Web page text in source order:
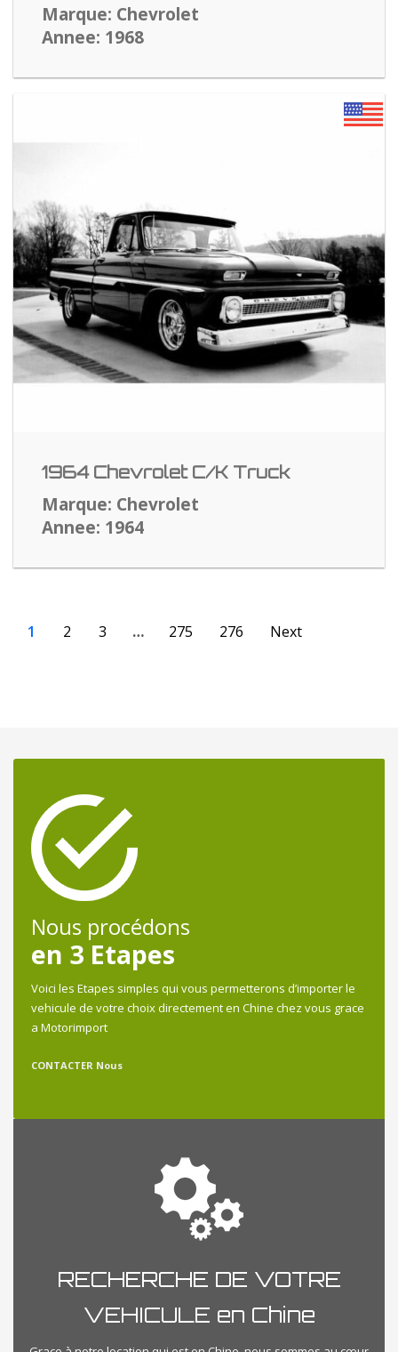
Marque: Chevrolet
Annee: 1968
1964 Chevrolet C/K Truck
Marque: Chevrolet
Annee: 1964
1 2 3 … 275 276 Next
Nous procédons
en 3 Etapes
Voici les Etapes simples qui vous permetterons d’importer le
vehicule de votre choix directement en Chine chez vous grace
a Motorimport
CONTACTER Nous
RECHERCHE DE VOTRE
VEHICULE en Chine